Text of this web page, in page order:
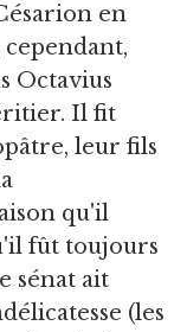
en
Octavius
Il fit
leur fils
qu'il
fût toujours
sénat ait
(les